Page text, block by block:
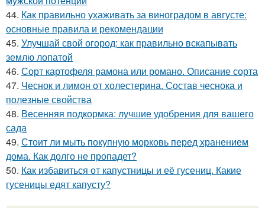
44. Как правильно ухаживать за виноградом в августе:
основные правила и рекомендации
45. Улучшай свой огород: как правильно вскапывать
землю лопатой
46. Сорт картофеля рамона или романо. Описание сорта
47. Чеснок и лимон от холестерина. Состав чеснока и
полезные свойства
48. Весенняя подкормка: лучшие удобрения для вашего
сада
49. Стоит ли мыть покупную морковь перед хранением
дома. Как долго не пропадет?
50. Как избавиться от капустницы и её гусениц. Какие
гусеницы едят капусту?